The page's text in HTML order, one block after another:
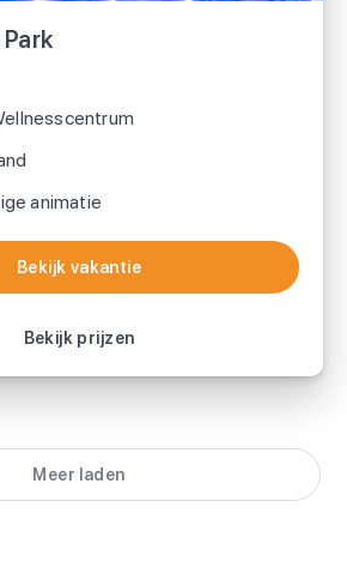
animatie
Bekijk vakantie
Bekijk prijzen
Bekijk vakantie
Meer laden